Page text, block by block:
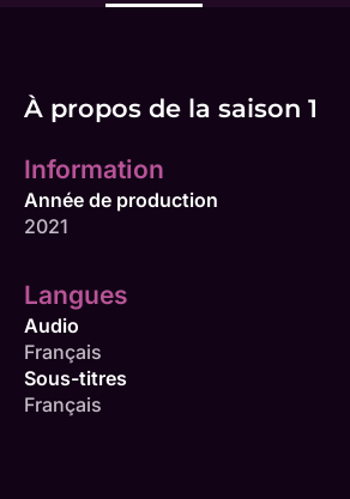
À propos de la saison 1
Information
Année de production
2021
Langues
Audio
Français
Sous-titres
Français